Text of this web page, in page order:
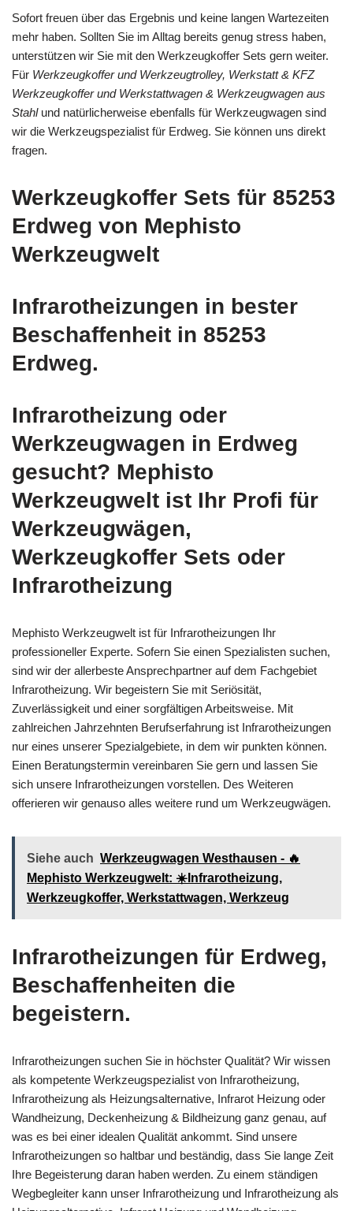
Sofort freuen über das Ergebnis und keine langen Wartezeiten
mehr haben. Sollten Sie im Alltag bereits genug stress haben,
unterstützen wir Sie mit den Werkzeugkoffer Sets gern weiter.
Für Werkzeugkoffer und Werkzeugtrolley, Werkstatt & KFZ
Werkzeugkoffer und Werkstattwagen & Werkzeugwagen aus
Stahlund natürlicherweise ebenfalls für Werkzeugwagen sind
wir die Werkzeugspezialist für Erdweg. Sie können uns direkt
fragen.
Werkzeugkoffer Sets für 85253
Erdweg von Mephisto
Werkzeugwelt
Infrarotheizungen in bester
Beschaffenheit in 85253
Erdweg.
Infrarotheizung oder
Werkzeugwagen in Erdweg
gesucht? Mephisto
Werkzeugwelt ist Ihr Profi für
Werkzeugwägen,
Werkzeugkoffer Sets oder
Infrarotheizung
Mephisto Werkzeugwelt ist für Infrarotheizungen Ihr
professioneller Experte. Sofern Sie einen Spezialisten suchen,
sind wir der allerbeste Ansprechpartner auf dem Fachgebiet
Infrarotheizung. Wir begeistern Sie mit Seriösität,
Zuverlässigkeit und einer sorgfältigen Arbeitsweise. Mit
zahlreichen Jahrzehnten Berufserfahrung ist Infrarotheizungen
nur eines unserer Spezialgebiete, in dem wir punkten können.
Einen Beratungstermin vereinbaren Sie gern und lassen Sie
sich unsere Infrarotheizungen vorstellen. Des Weiteren
offerieren wir genauso alles weitere rund um Werkzeugwägen.
Siehe auch Werkzeugwagen Westhausen - 🔥
Mephisto Werkzeugwelt: ☀️Infrarotheizung,
Werkzeugkoffer, Werkstattwagen, Werkzeug
Infrarotheizungen für Erdweg,
Beschaffenheiten die
begeistern.
Infrarotheizungen suchen Sie in höchster Qualität? Wir wissen
als kompetente Werkzeugspezialist von Infrarotheizung,
Infrarotheizung als Heizungsalternative, Infrarot Heizung oder
Wandheizung, Deckenheizung & Bildheizung ganz genau, auf
was es bei einer idealen Qualität ankommt. Sind unsere
Infrarotheizungen so haltbar und beständig, dass Sie lange Zeit
Ihre Begeisterung daran haben werden. Zu einem ständigen
Wegbegleiter kann unser Infrarotheizung und Infrarotheizung als